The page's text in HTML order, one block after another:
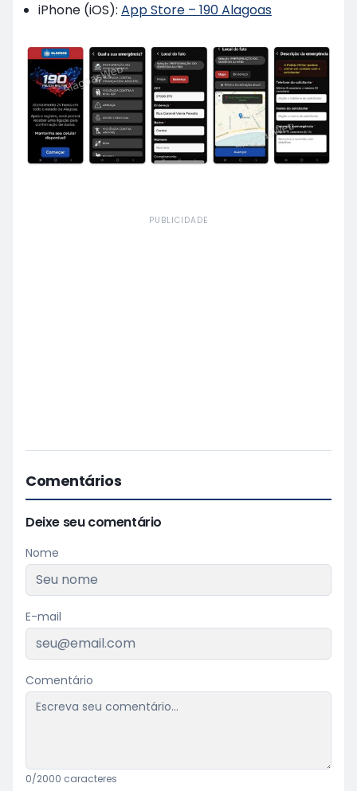
iPhone (iOS): App Store – 190 Alagoas
PUBLICIDADE
Comentários
Deixe seu comentário
Nome
E-mail
Comentário
0/2000 caracteres